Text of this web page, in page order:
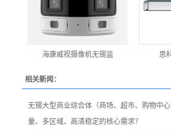
海康威视摄像机无锡监 思
相关新闻：
无锡大型商业综合体（商场、超市、购物中
量、多区域、高清稳定的核心需求？